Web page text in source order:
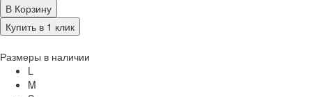
В Корзину
Купить в 1 клик
Размеры в наличии
L
M